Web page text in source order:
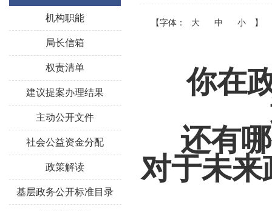
机构职能
局长信箱
权责清单
建议提案办理结果
主动公开文件
社会公益资金分配
政策解读
基层政务公开标准目录
【字体： 大 中 小 】
你在
还有
对于未来